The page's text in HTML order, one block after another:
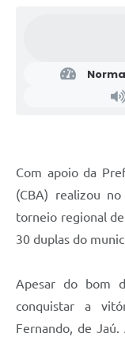
Com apoio da
(CBA) realizou
torneio regional
30 duplas do
Apesar do bom
conquistar a
Fernando, de